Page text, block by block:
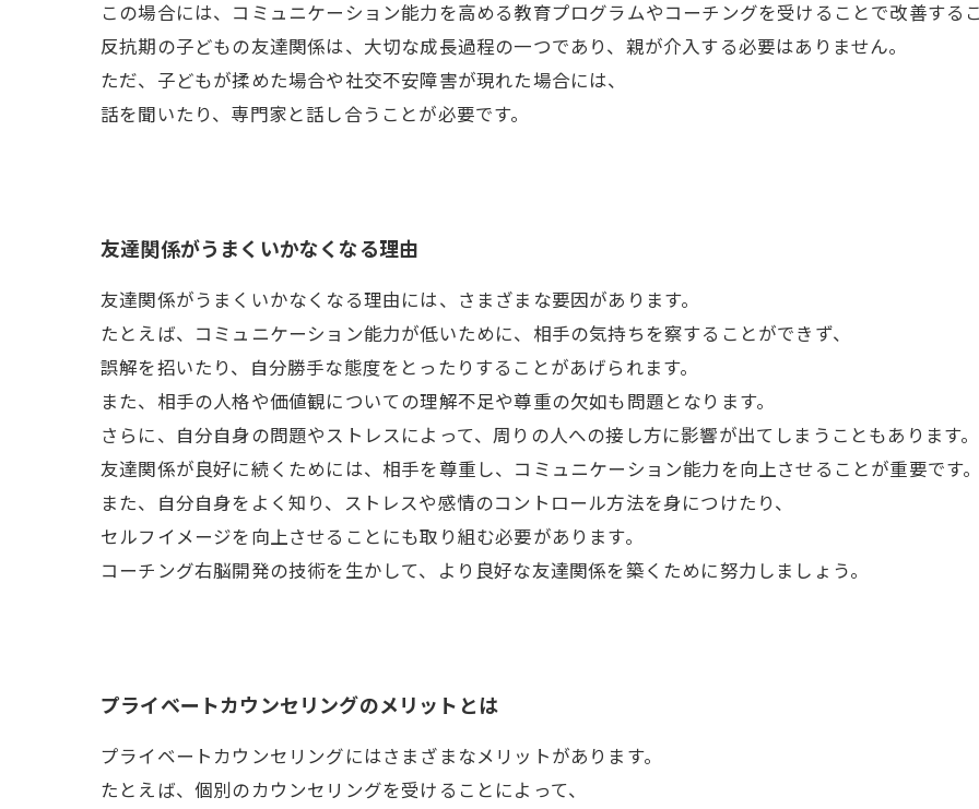
この場合には、コミュニケーション能力を高める教育プログラムやコーチングを受けることで改善する
反抗期の子どもの友達関係は、大切な成長過程の一つであり、親が介入する必要はありません。
ただ、子どもが揉めた場合や社交不安障害が現れた場合には、
話を聞いたり、専門家と話し合うことが必要です。
友達関係がうまくいかなくなる理由
友達関係がうまくいかなくなる理由には、さまざまな要因があります。
たとえば、コミュニケーション能力が低いために、相手の気持ちを察することができず、
誤解を招いたり、自分勝手な態度をとったりすることがあげられます。
また、相手の人格や価値観についての理解不足や尊重の欠如も問題となります。
さらに、自分自身の問題やストレスによって、周りの人への接し方に影響が出てしまうこともあります。
友達関係が良好に続くためには、相手を尊重し、コミュニケーション能力を向上させることが重要です。
また、自分自身をよく知り、ストレスや感情のコントロール方法を身につけたり、
セルフイメージを向上させることにも取り組む必要があります。
コーチング右脳開発の技術を生かして、より良好な友達関係を築くために努力しましょう。
プライベートカウンセリングのメリットとは
プライベートカウンセリングにはさまざまなメリットがあります。
たとえば、個別のカウンセリングを受けることによって、